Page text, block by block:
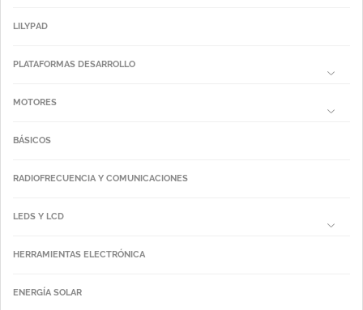
LILYPAD
PLATAFORMAS DESARROLLO
MOTORES
BÁSICOS
RADIOFRECUENCIA Y COMUNICACIONES
LEDS Y LCD
HERRAMIENTAS ELECTRÓNICA
ENERGÍA SOLAR